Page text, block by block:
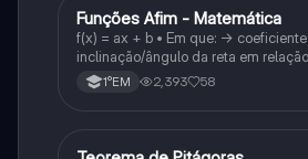
Matematica
Funções Afim - Matemática
f(x) = ax + b • Em que: ->
inclinação/ângulo da reta em
variável: a b → coeficiente linear
eixo y).
1°EM 2,393 58